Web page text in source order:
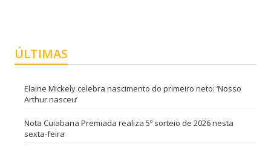
ÚLTIMAS
Elaine Mickely celebra nascimento do primeiro neto: ‘Nosso
Arthur nasceu’
Nota Cuiabana Premiada realiza 5º sorteio de 2026 nesta
sexta-feira